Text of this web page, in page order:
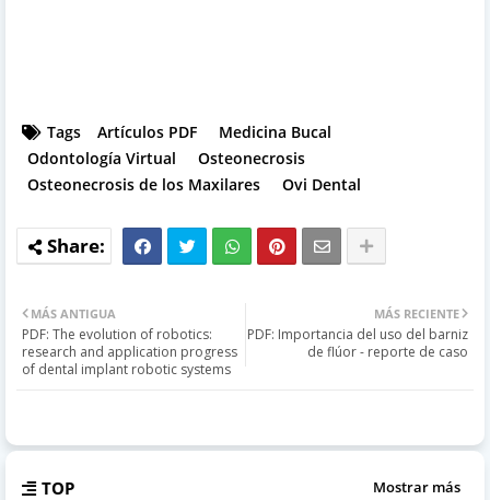
Tags Artículos PDF
Medicina Bucal
Odontología Virtual
Osteonecrosis
Osteonecrosis de los Maxilares
Ovi Dental
MÁS RECIENTE
PDF: Importancia del uso del barniz
de flúor - reporte de caso
MÁS ANTIGUA
PDF: The evolution of robotics:
research and application progress
of dental implant robotic systems
TOP Mostrar más